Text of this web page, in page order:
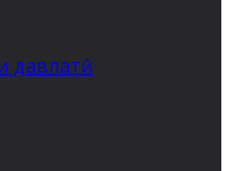
давлатӣ